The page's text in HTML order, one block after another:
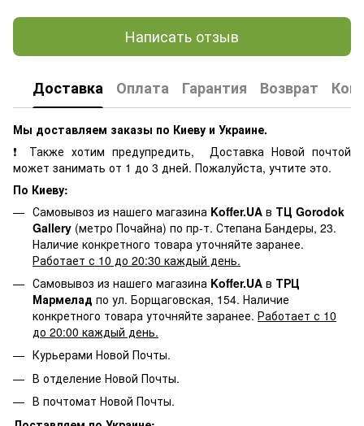
Написать отзыв
Доставка Оплата Гарантия Возврат
Мы доставляем заказы по Киеву и Украине.
❗ Также хотим предупредить, Доставка Новой почтой
может занимать от 1 до 3 дней. Пожалуйста, учтите это.
По Киеву:
Самовывоз из нашего магазина Koffer.UA в ТЦ Gorodok
Gallery (метро Почайна) по пр-т. Степана Бандеры, 23.
Наличие конкретного товара уточняйте заранее.
Работает с 10 до 20:30 каждый день.
Самовывоз из нашего магазина Koffer.UA в ТРЦ
Мармелад по ул. Борщаговская, 154. Наличие
конкретного товара уточняйте заранее. Работает с 10
до 20:00 каждый день.
Курьерами Новой Почты.
В отделение Новой Почты.
В почтомат Новой Почты.